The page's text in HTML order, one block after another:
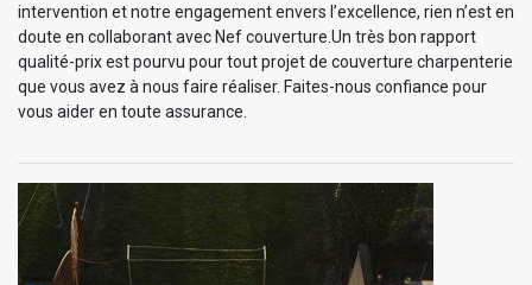
intervention et notre engagement envers l’excellence, rien n’est en
doute en collaborant avec Nef couverture.Un très bon rapport
qualité-prix est pourvu pour tout projet de couverture charpenterie
que vous avez à nous faire réaliser. Faites-nous confiance pour
vous aider en toute assurance.